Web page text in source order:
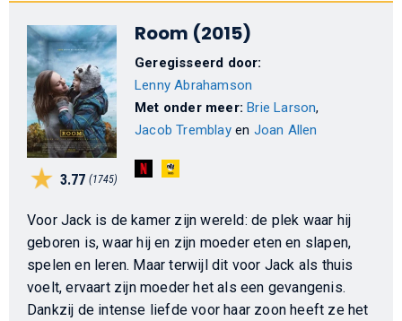
3.77 (1745)
Room (2015)
Geregisseerd door:
Lenny Abrahamson
Met onder meer:Brie Larson,
Jacob Tremblayen Joan Allen
Voor Jack is de kamer zijn wereld: de plek waar hij
geboren is, waar hij en zijn moeder eten en slapen,
spelen en leren. Maar terwijl dit voor Jack als thuis
voelt, ervaart zijn moeder het als een gevangenis.
Dankzij de intense liefde voor haar zoon heeft ze het